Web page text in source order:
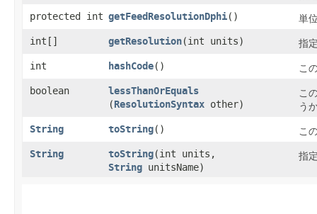
protected int getFeedResolutionDphi() 単
int[] getResolution​(int units) 指
int hashCode() こ
boolean lessThanOrEquals
(ResolutionSyntax other)
こ
う
String toString() こ
String toString​(int units,
String unitsName)
指